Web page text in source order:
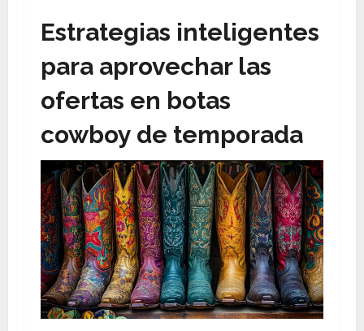
Estrategias inteligentes
para aprovechar las
ofertas en botas
cowboy de temporada